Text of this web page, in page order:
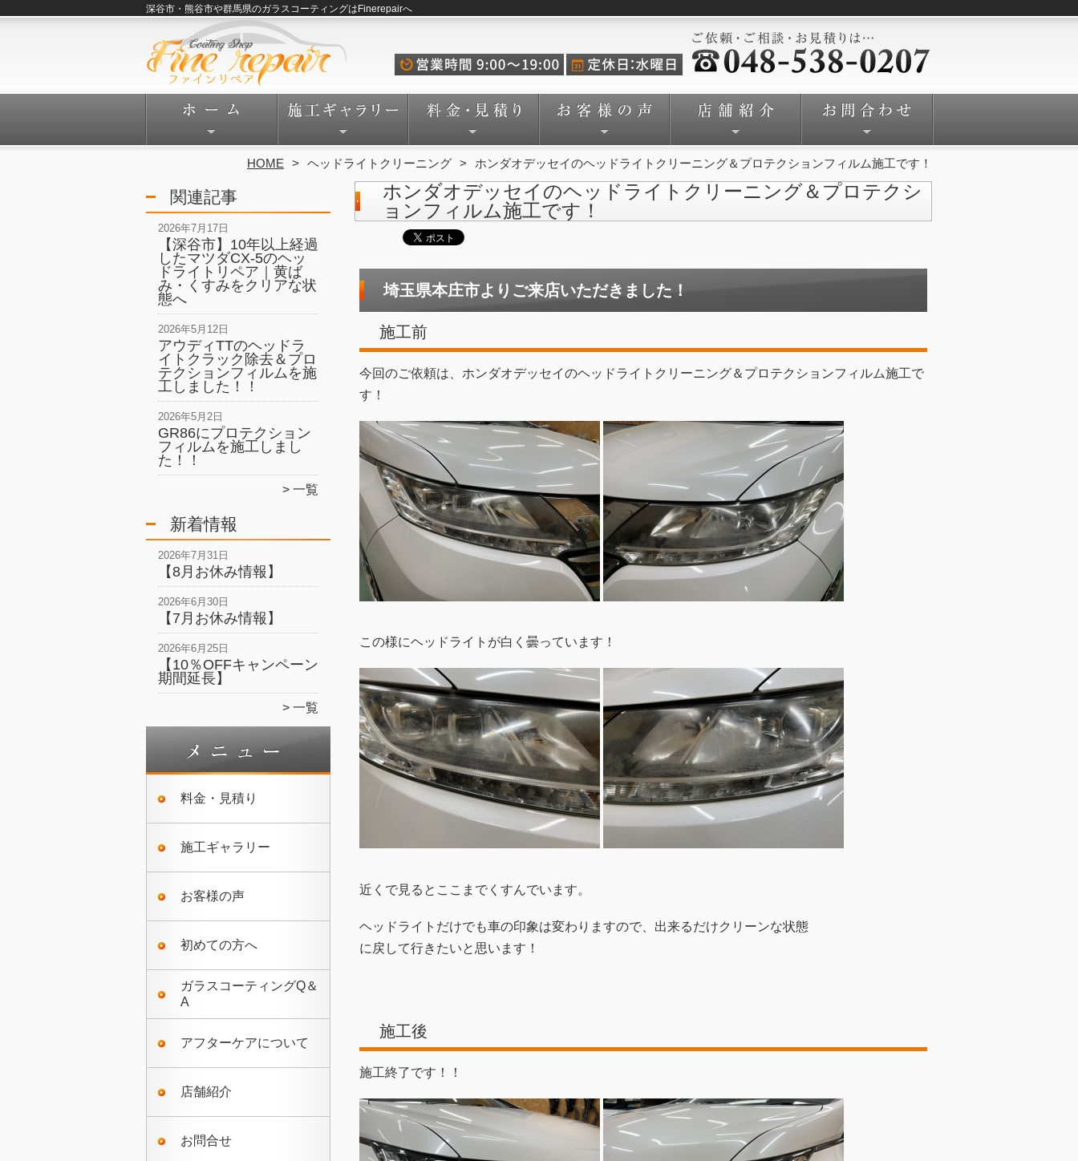
深谷市・熊谷市や群馬県のガラスコーティングはFinerepairへ
HOME ヘッドライトクリーニング ホンダオデッセイのヘッドライトクリーニング＆プロテクションフィルム施工です！
関連記事
2026年7月17日
【深谷市】10年以上経過
したマツダCX-5のヘッ
ドライトリペア｜黄ば
み・くすみをクリアな状
態へ
2026年5月12日
アウディTTのヘッドラ
イトクラック除去＆プロ
テクションフィルムを施
工しました！！
2026年5月2日
GR86にプロテクション
フィルムを施工しまし
た！！
一覧
新着情報
2026年7月31日
【8月お休み情報】
2026年6月30日
【7月お休み情報】
2026年6月25日
【10％OFFキャンペーン
期間延長】
一覧
料金・見積り
施工ギャラリー
お客様の声
初めての方へ
ガラスコーティングQ＆
A
アフターケアについて
店舗紹介
お問合せ
ホンダオデッセイのヘッドライトクリーニング＆プロテクシ
ョンフィルム施工です！
埼玉県本庄市よりご来店いただきました！
施工前
今回のご依頼は、ホンダオデッセイのヘッドライトクリーニング＆プロテクションフィルム施工で
す！
この様にヘッドライトが白く曇っています！
近くで見るとここまでくすんでいます。
ヘッドライトだけでも車の印象は変わりますので、出来るだけクリーンな状態
に戻して行きたいと思います！
施工後
施工終了です！！